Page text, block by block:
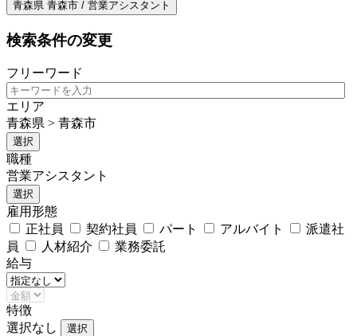
青森県 青森市 / 営業アシスタント
検索条件の変更
フリーワード
エリア
青森県 > 青森市
選択
職種
営業アシスタント
選択
雇用形態
正社員
契約社員 パート アルバイト
派遣社
員
人材紹介
業務委託
給与
特徴
選択なし
選択